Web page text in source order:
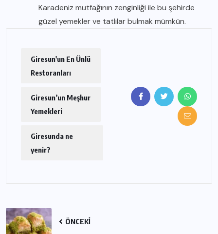
Karadeniz mutfağının zenginliği ile bu şehirde
güzel yemekler ve tatlılar bulmak mümkün.
Giresun'un En Ünlü
Restoranları
Giresun’un Meşhur
Yemekleri
Giresunda ne
yenir?
ÖNCEKI